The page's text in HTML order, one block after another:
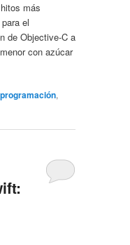
más
el
de Objective-C a
con azúcar
programación,